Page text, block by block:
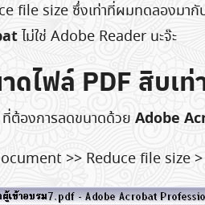
file size ซึ่งเท่าที่ผมทดลองมากั
ไม่ใช่ Adobe Reader นะจ๊ะ
ดไฟล์ PDF สิบเท่
ที่ต้องการลดขนาดด้วย Adobe
>> Reduce file size